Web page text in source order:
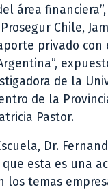
área
Chile,
privado
de la
de la
Pastor.
Dr.
que esta es una
los temas